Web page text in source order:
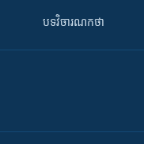
បទវិចារណកថា